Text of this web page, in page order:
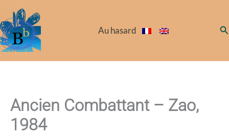
au
contenu
Au hasard
Ancien Combattant – Zao,
1984